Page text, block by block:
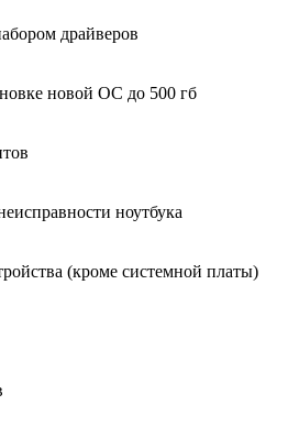
драйверов
новой ОС до 500 гб
ноутбука
(кроме системной платы)